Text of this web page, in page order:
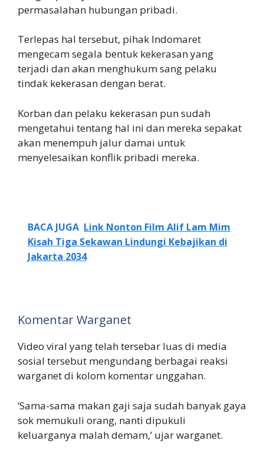
permasalahan hubungan pribadi.
Terlepas hal tersebut, pihak Indomaret
mengecam segala bentuk kekerasan yang
terjadi dan akan menghukum sang pelaku
tindak kekerasan dengan berat.
Korban dan pelaku kekerasan pun sudah
mengetahui tentang hal ini dan mereka sepakat
akan menempuh jalur damai untuk
menyelesaikan konflik pribadi mereka.
BACA JUGA Link Nonton Film Alif Lam Mim
Kisah Tiga Sekawan Lindungi Kebajikan di
Jakarta 2034
Komentar Warganet
Video viral yang telah tersebar luas di media
sosial tersebut mengundang berbagai reaksi
warganet di kolom komentar unggahan.
‘Sama-sama makan gaji saja sudah banyak gaya
sok memukuli orang, nanti dipukuli
keluarganya malah demam,’ ujar warganet.